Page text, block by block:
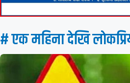
# एक महिना देखि